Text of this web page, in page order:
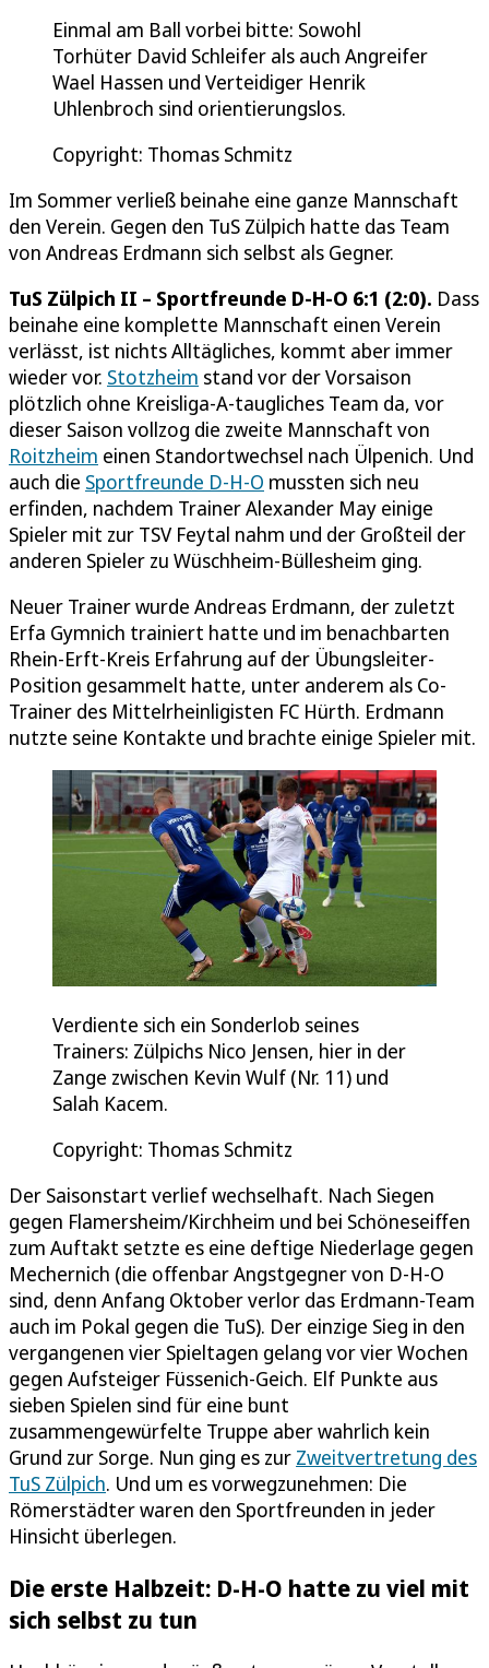
Einmal am Ball vorbei bitte: Sowohl
Torhüter David Schleifer als auch Angreifer
Wael Hassen und Verteidiger Henrik
Uhlenbroch sind orientierungslos.
Copyright: Thomas Schmitz
Im Sommer verließ beinahe eine ganze Mannschaft
den Verein. Gegen den TuS Zülpich hatte das Team
von Andreas Erdmann sich selbst als Gegner.
TuS Zülpich II – Sportfreunde D-H-O 6:1 (2:0). Dass
beinahe eine komplette Mannschaft einen Verein
verlässt, ist nichts Alltägliches, kommt aber immer
wieder vor. Stotzheim stand vor der Vorsaison
plötzlich ohne Kreisliga-A-taugliches Team da, vor
dieser Saison vollzog die zweite Mannschaft von
Roitzheim einen Standortwechsel nach Ülpenich. Und
auch die Sportfreunde D-H-O mussten sich neu
erfinden, nachdem Trainer Alexander May einige
Spieler mit zur TSV Feytal nahm und der Großteil der
anderen Spieler zu Wüschheim-Büllesheim ging.
Neuer Trainer wurde Andreas Erdmann, der zuletzt
Erfa Gymnich trainiert hatte und im benachbarten
Rhein-Erft-Kreis Erfahrung auf der Übungsleiter-
Position gesammelt hatte, unter anderem als Co-
Trainer des Mittelrheinligisten FC Hürth. Erdmann
nutzte seine Kontakte und brachte einige Spieler mit.
Verdiente sich ein Sonderlob seines
Trainers: Zülpichs Nico Jensen, hier in der
Zange zwischen Kevin Wulf (Nr. 11) und
Salah Kacem.
Copyright: Thomas Schmitz
Der Saisonstart verlief wechselhaft. Nach Siegen
gegen Flamersheim/Kirchheim und bei Schöneseiffen
zum Auftakt setzte es eine deftige Niederlage gegen
Mechernich (die offenbar Angstgegner von D-H-O
sind, denn Anfang Oktober verlor das Erdmann-Team
auch im Pokal gegen die TuS). Der einzige Sieg in den
vergangenen vier Spieltagen gelang vor vier Wochen
gegen Aufsteiger Füssenich-Geich. Elf Punkte aus
sieben Spielen sind für eine bunt
zusammengewürfelte Truppe aber wahrlich kein
Grund zur Sorge. Nun ging es zur Zweitvertretung des
TuS Zülpich. Und um es vorwegzunehmen: Die
Römerstädter waren den Sportfreunden in jeder
Hinsicht überlegen.
Die erste Halbzeit: D-H-O hatte zu viel mit
sich selbst zu tun